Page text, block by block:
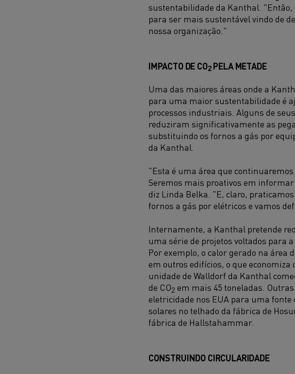
sustentabilidade da Kanthal. "Então,
para ser mais sustentável vindo de
nossa organização."
IMPACTO DE CO2PELA METADE​
Uma das maiores áreas onde a
para uma maior sustentabilidade é
processos industriais. Alguns de
reduziram significativamente as
substituindo os fornos a gás por
da Kanthal.
"Esta é uma área que
Seremos mais proativos em
diz Linda Belka. "E, claro,
fornos a gás por elétricos e vamos
Internamente, a Kanthal pretende
uma série de projetos voltados para
Por exemplo, o calor gerado na
em outros edifícios, o que economiza
unidade de Walldorf da Kanthal
de CO2 em mais 45 toneladas.
eletricidade nos EUA para uma
solares no telhado da fábrica de
fábrica de Hallstahammar.
CONSTRUINDO CIRCULARIDADE